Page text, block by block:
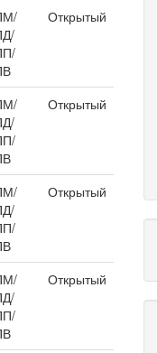
Открытый
Открытый
Открытый
Открытый